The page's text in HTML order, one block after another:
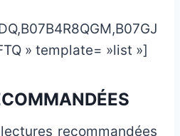
» template= »list »]
recommandées